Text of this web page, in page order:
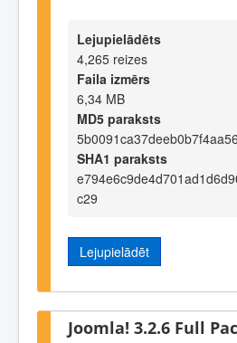
Lejupielādēts
4,265 reizes
Faila izmērs
6,34 MB
MD5 paraksts
SHA1 paraksts
c29
Lejupielādēt
Joomla! 3.2.6 Full